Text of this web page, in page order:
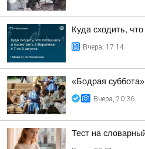
Куда сходить,
Вчера, 17:14
«Бодрая
Вчера, 20:36
Тест на